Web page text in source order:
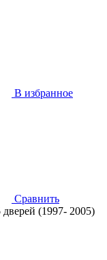
В избранное
Сравнить
(1997- 2005)